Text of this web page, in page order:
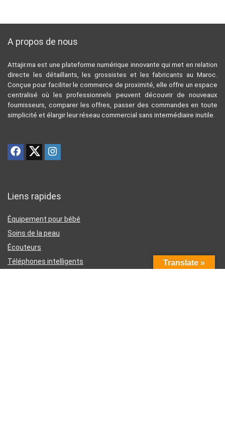
A propos de nous
Attajir.ma est une plateforme numérique innovante qui met en relation
directe les détaillants, les grossistes et les fabricants au Maroc.
Conçue pour faciliter le commerce de proximité, elle offre un espace
centralisé où les professionnels peuvent découvrir de nouveaux
fournisseurs, comparer les offres, passer des commandes en toute
simplicité et élargir leur réseau commercial sans intermédiaire inutile.
Liens rapides
Équipement pour bébé
Soins de la peau
Écouteurs
Téléphones intelligents
Translate »